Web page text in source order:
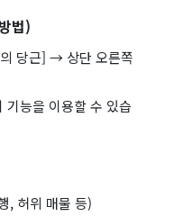
법)
당근] → 상단 오른쪽
기능을 이용할 수 있습
, 허위 매물 등)